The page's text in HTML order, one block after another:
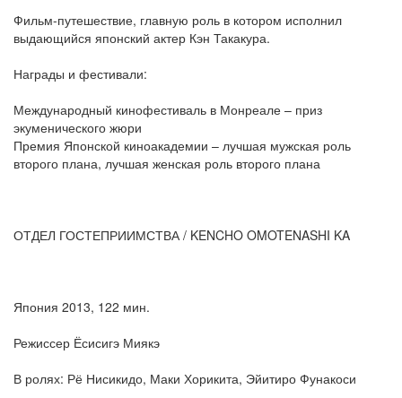
Фильм-путешествие, главную роль в котором исполнил
выдающийся японский актер Кэн Такакура.
Награды и фестивали:
Международный кинофестиваль в Монреале – приз
экуменического жюри
Премия Японской киноакадемии – лучшая мужская роль
второго плана, лучшая женская роль второго плана
ОТДЕЛ ГОСТЕПРИИМСТВА / KENCHO OMOTENASHI KA
Япония 2013, 122 мин.
Режиссер Ёсисигэ Миякэ
В ролях: Рё Нисикидо, Маки Хорикита, Эйитиро Фунакоси